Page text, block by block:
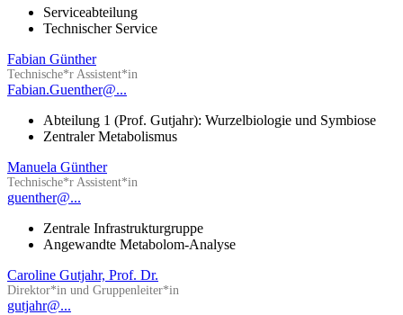
Serviceabteilung
Technischer Service
Fabian Günther
Technische*r Assistent*in
Fabian.Guenther@...
Abteilung 1 (Prof. Gutjahr): Wurzelbiologie und Symbiose
Zentraler Metabolismus
Manuela Günther
Technische*r Assistent*in
guenther@...
Zentrale Infrastrukturgruppe
Angewandte Metabolom-Analyse
Caroline Gutjahr, Prof. Dr.
Direktor*in und Gruppenleiter*in
gutjahr@...